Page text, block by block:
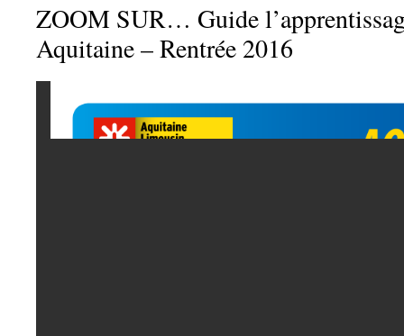
ZOOM SUR… Guide
Aquitaine – Rentrée 2016